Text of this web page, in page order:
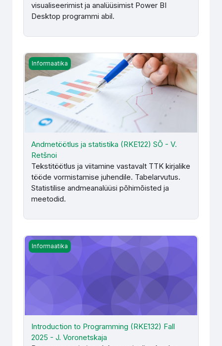
visualiseerimist ja analüüsimist Power BI
Desktop programmi abil.
Andmetöötlus ja statistika (RKE122) SÕ - V. Retšnoi
Informaatika
Andmetöötlus ja statistika (RKE122) SÕ - V.
Retšnoi
Tekstitöötlus ja viitamine vastavalt TTK kirjalike
tööde vormistamise juhendile. Tabelarvutus.
Statistilise andmeanalüüsi põhimõisted ja
meetodid.
Introduction to Programming (RKE132) Fall 2025 - J.
Informaatika
Introduction to Programming (RKE132) Fall
2025 - J. Voronetskaja